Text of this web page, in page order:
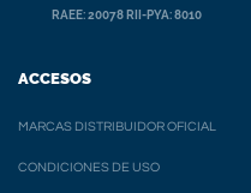
RAEE: 20078 RII-PYA: 8010
ACCESOS
MARCAS DISTRIBUIDOR OFICIAL
CONDICIONES DE USO